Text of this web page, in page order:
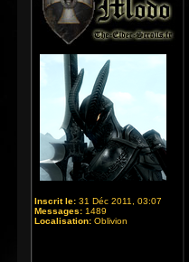
Inscrit le: 31 Déc 2011, 03:07
Messages: 1489
Localisation: Oblivion